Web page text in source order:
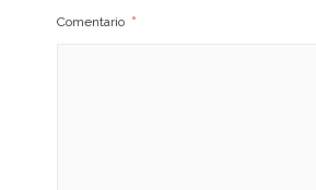
Comentario *